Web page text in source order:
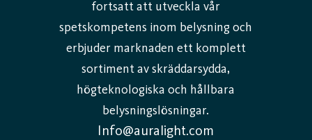
fortsatt att utveckla vår
spetskompetens inom belysning och
erbjuder marknaden ett komplett
sortiment av skräddarsydda,
högteknologiska och hållbara
belysningslösningar.
Info@auralight.com